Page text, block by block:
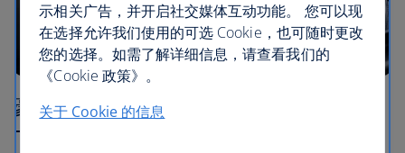
豪华经济舱 - 高级经济客舱 (World
Traveller Plus)
示相关广告，并开启社交媒体互动功能。 您可以现
在选择允许我们使用的可选 Cookie，也可随时更改
您的选择。如需了解详细信息，请查看我们的
《Cookie 政策》。
关于 Cookie 的信息